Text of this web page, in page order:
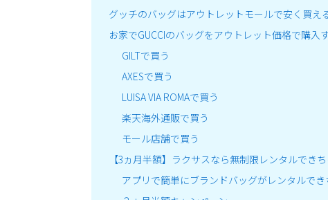
グッチのバッグはアウトレットモールで安く買え
お家でGUCCIのバッグをアウトレット価格で購入
GILTで買う
AXESで買う
LUISA VIA ROMAで買う
楽天海外通販で買う
モール店舗で買う
【3ヵ月半額】ラクサスなら無制限レンタルできち
アプリで簡単にブランドバッグがレンタルでき